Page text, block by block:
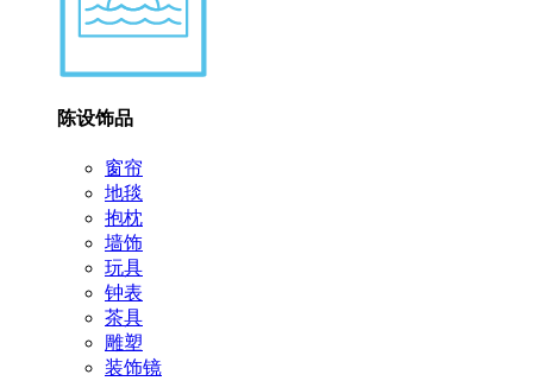
陈设饰品
窗帘
地毯
抱枕
墙饰
玩具
钟表
茶具
雕塑
装饰镜